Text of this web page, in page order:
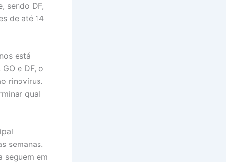
sendo DF,
de até 14
está
e DF, o
rinovírus.
qual
semanas.
seguem em